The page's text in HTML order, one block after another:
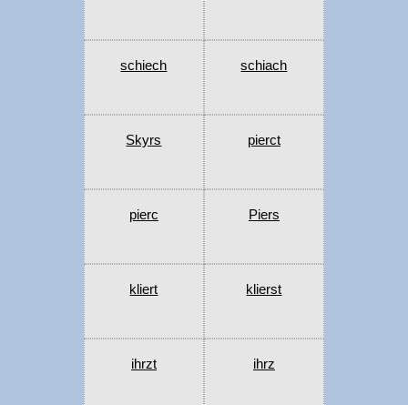
schiech schiach
Skyrs pierct
pierc Piers
kliert klierst
ihrzt ihrz